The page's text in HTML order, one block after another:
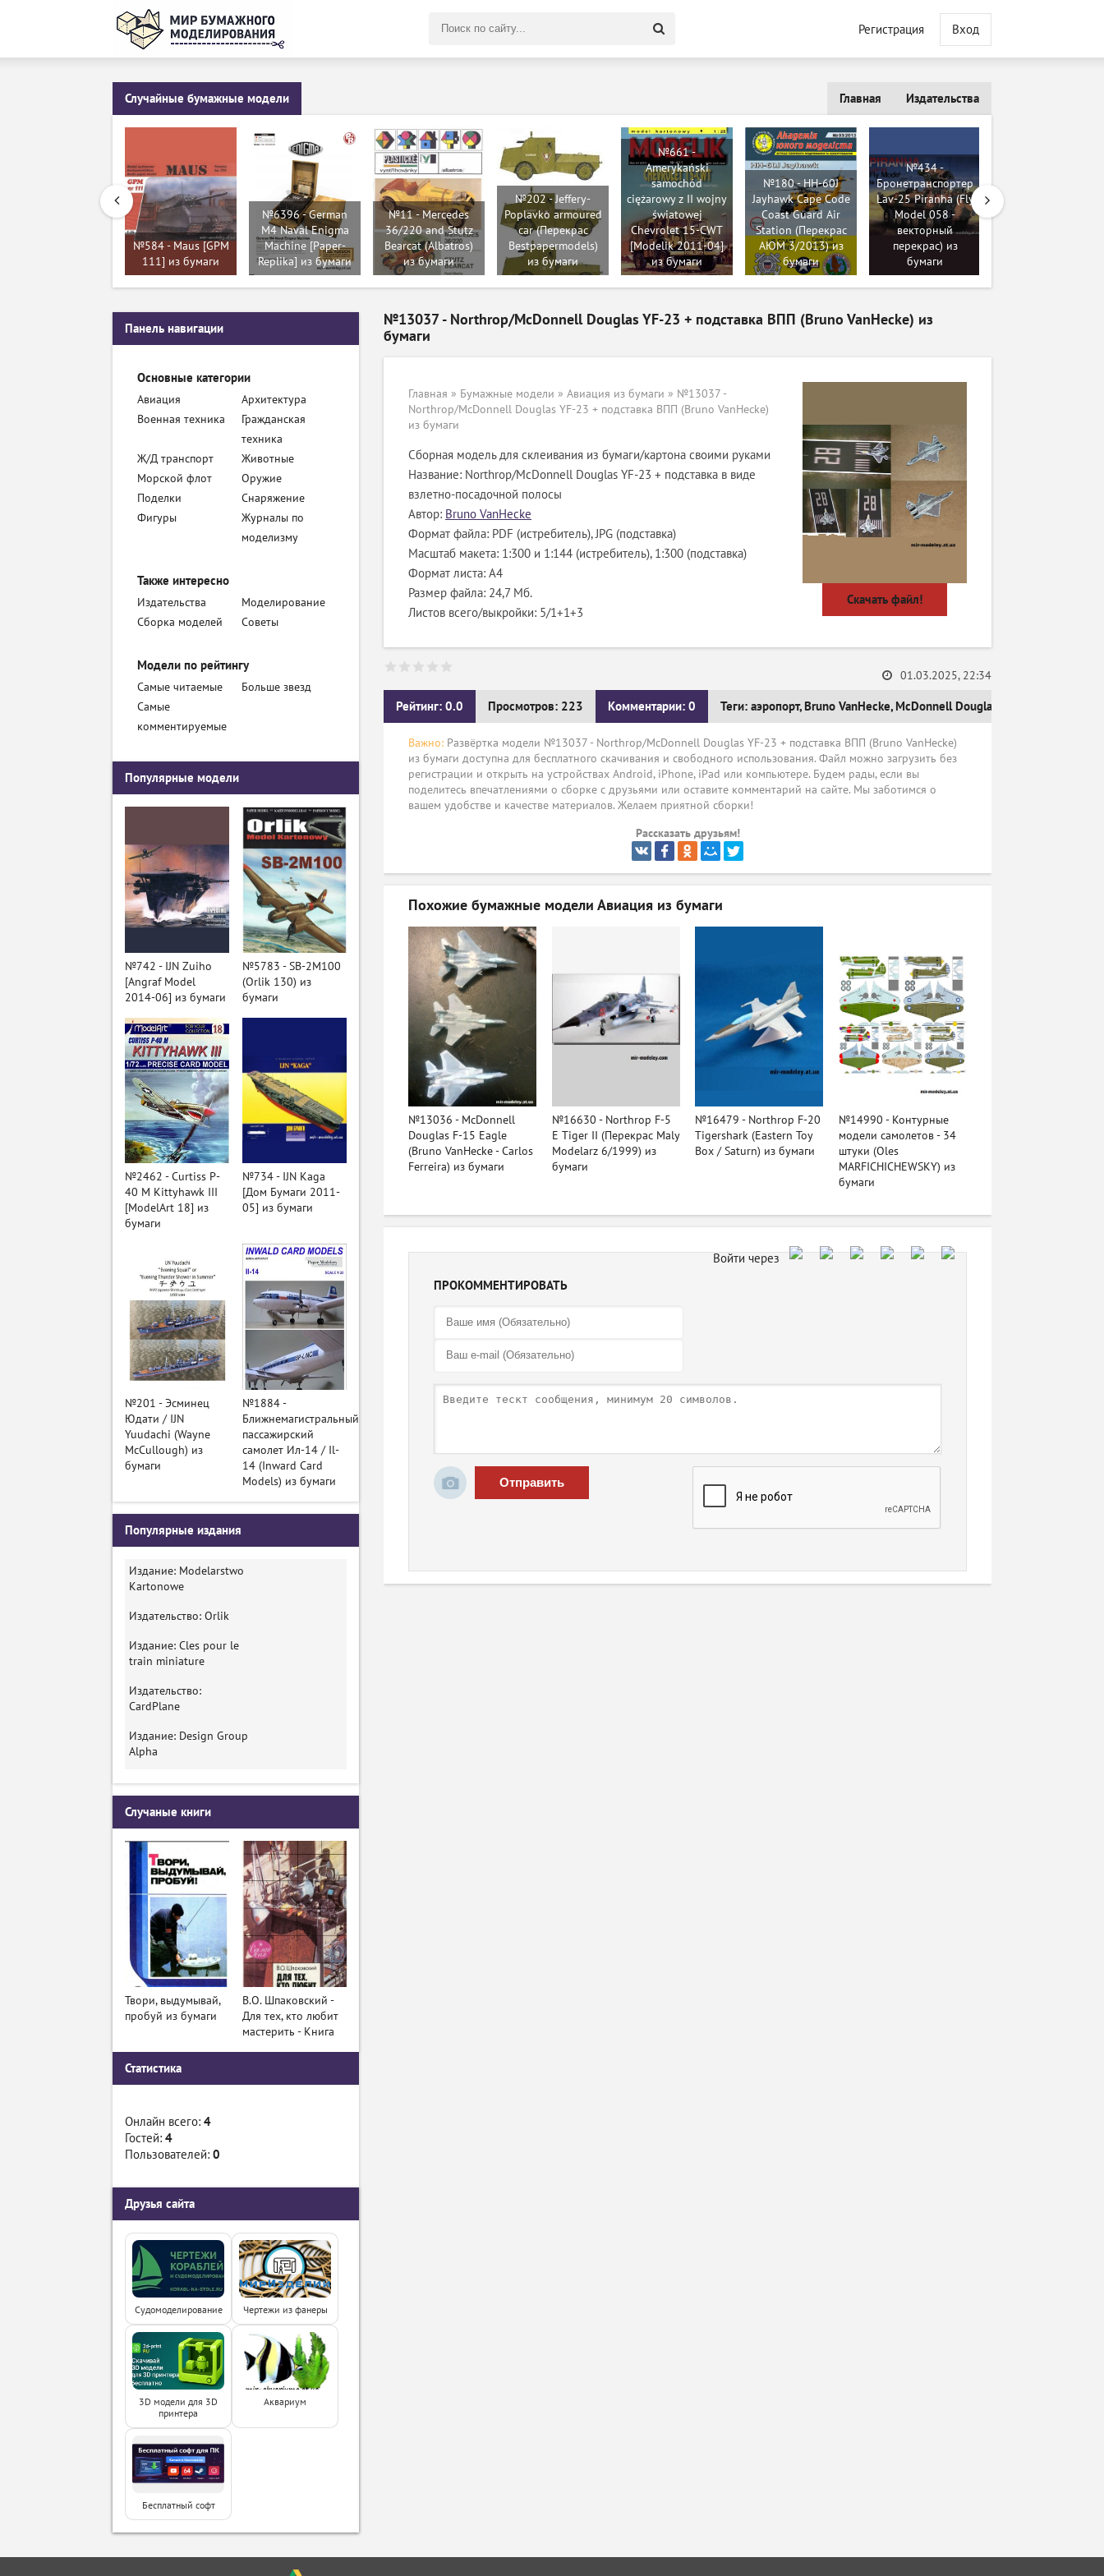
Регистрация Вход
Случайные бумажные модели Издательства
Главная
№584 - Maus [GPM
111] из бумаги
№6396 - German
M4 Naval Enigma
Machine [Paper-
Replika] из бумаги
№11 - Mercedes
36/220 and Stutz
Bearcat (Albatros)
из бумаги
№202 - Jeffery-
Poplavko armoured
car (Перекрас
Bestpapermodels)
из бумаги
№661 -
Amerykański
samochód
ciężarowy z II wojny
światowej
Chevrolet 15-CWT
[Modelik 2011-04]
из бумаги
№180 - HH-60J
Jayhawk Cape Code
Coast Guard Air
Station (Перекрас
АЮМ 3/2013) из
бумаги
№434 -
Бронетранспортер
Lav-25 Piranha (Fly
Model 058 -
векторный
перекрас) из
бумаги
№13037 - Northrop/McDonnell Douglas YF-23 + подставка ВПП (Bruno VanHecke) из
бумаги
Главная » Бумажные модели » Авиация из бумаги » №13037 -
Northrop/McDonnell Douglas YF-23 + подставка ВПП (Bruno VanHecke)
из бумаги
Сборная модель для склеивания из бумаги/картона своими руками
Название: Northrop/McDonnell Douglas YF-23 + подставка в виде
взлетно-посадочной полосы
Автор: Bruno VanHecke
Формат файла: PDF (истребитель), JPG (подставка)
Масштаб макета: 1:300 и 1:144 (истребитель), 1:300 (подставка)
Формат листа: А4
Размер файла: 24,7 Мб.
Листов всего/выкройки: 5/1+1+3
Скачать файл!
Рейтинг: 0.0 Просмотров: 223 Комментарии: 0 Теги: аэропорт, Bruno VanHecke, McDonnell Douglas
01.03.2025, 22:34
Важно: Развёртка модели №13037 - Northrop/McDonnell Douglas YF-23 + подставка ВПП (Bruno VanHecke)
из бумаги доступна для бесплатного скачивания и свободного использования. Файл можно загрузить без
регистрации и открыть на устройствах Android, iPhone, iPad или компьютере. Будем рады, если вы
поделитесь впечатлениями о сборке с друзьями или оставите комментарий на сайте. Мы заботимся о
вашем удобстве и качестве материалов. Желаем приятной сборки!
Рассказать друзьям!
Похожие бумажные модели Авиация из бумаги
№13036 - McDonnell
Douglas F-15 Eagle
(Bruno VanHecke - Carlos
Ferreira) из бумаги
№16630 - Northrop F-5
E Tiger II (Перекрас Maly
Modelarz 6/1999) из
бумаги
№16479 - Northrop F-20
Tigershark (Eastern Toy
Box / Saturn) из бумаги
№14990 - Контурные
модели самолетов - 34
штуки (Oles
MARFICHICHEWSKY) из
бумаги
ПРОКОММЕНТИРОВАТЬ
Отправить
Панель навигации
Основные категории
Авиация
Архитектура
Военная техника
Гражданская
техника
Ж/Д транспорт
Животные
Морской флот
Оружие
Поделки
Снаряжение
Фигуры
Журналы по
моделизму
Также интересно
Издательства
Моделирование
Сборка моделей
Советы
Модели по рейтингу
Самые читаемые
Больше звезд
Самые
комментируемые
Популярные модели
№742 - IJN Zuiho
[Angraf Model
2014-06] из бумаги
№5783 - SB-2M100
(Orlik 130) из
бумаги
№2462 - Curtiss P-
40 M Kittyhawk III
[ModelArt 18] из
бумаги
№734 - IJN Kaga
[Дом Бумаги 2011-
05] из бумаги
№201 - Эсминец
Юдати / IJN
Yuudachi (Wayne
McCullough) из
бумаги
№1884 -
Ближнемагистральный
пассажирский
самолет Ил-14 / Il-
14 (Inward Card
Models) из бумаги
Популярные издания
Издание: Modelarstwo
Kartonowe
Издательство: Orlik
Издание: Cles pour le
train miniature
Издательство:
CardPlane
Издание: Design Group
Alpha
Случаные книги
Твори, выдумывай,
пробуй из бумаги
В.О. Шпаковский -
Для тех, кто любит
мастерить - Книга
Статистика
Онлайн всего: 4
Гостей: 4
Пользователей: 0
Друзья сайта
Судомоделирование Чертежи из фанеры
3D модели для 3D
принтера
Аквариум
Бесплатный софт